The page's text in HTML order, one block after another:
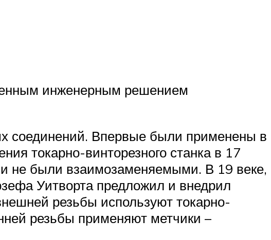
инженерным решением
соединений. Впервые были применены в
токарно-винторезного станка в 17
не были взаимозаменяемыми. В 19 веке,
Уитворта предложил и внедрил
резьбы используют токарно-
резьбы применяют метчики –